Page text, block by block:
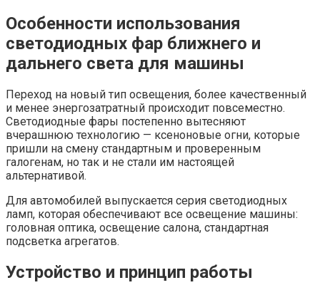
Особенности использования
светодиодных фар ближнего и
дальнего света для машины
Переход на новый тип освещения, более качественный
и менее энергозатратный происходит повсеместно.
Светодиодные фары постепенно вытесняют
вчерашнюю технологию — ксеноновые огни, которые
пришли на смену стандартным и проверенным
галогенам, но так и не стали им настоящей
альтернативой.
Для автомобилей выпускается серия светодиодных
ламп, которая обеспечивают все освещение машины:
головная оптика, освещение салона, стандартная
подсветка агрегатов.
Устройство и принцип работы